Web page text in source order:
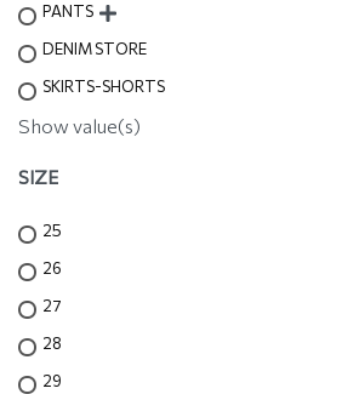
PANTS
DENIM STORE
SKIRTS-SHORTS
Show value(s)
SIZE
25
26
27
28
29